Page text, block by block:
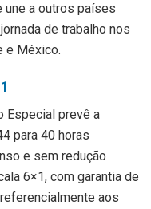
une a outros países
de trabalho nos
e México.
Especial prevê a
para 40 horas
e sem redução
6×1, com garantia de
aos